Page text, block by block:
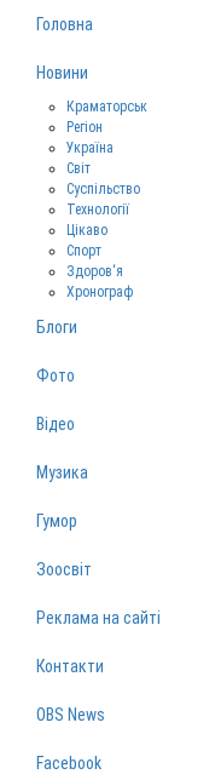
Головна
Новини
Краматорськ
Регіон
Україна
Світ
Суспільство
Технології
Цікаво
Спорт
Здоров‘я
Хронограф
Блоги
Фото
Відео
Музика
Гумор
Зоосвіт
Реклама на сайті
Контакти
OBS News
Facebook